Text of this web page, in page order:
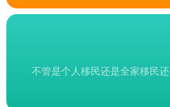
不管是个人移民还是全家移民